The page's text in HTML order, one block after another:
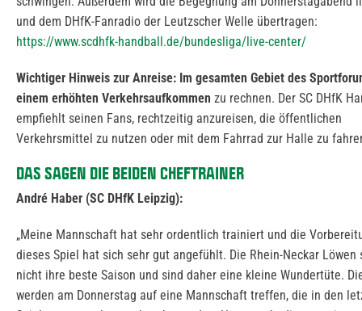
und dem DHfK-Fanradio der Leutzscher Welle übertragen:
https://www.scdhfk-handball.de/bundesliga/live-center/
Wichtiger Hinweis zur Anreise: Im gesamten Gebiet des
einem erhöhten Verkehrsaufkommen zu rechnen. Der SC DHfK
empfiehlt seinen Fans, rechtzeitig anzureisen, die öffentlichen
Verkehrsmittel zu nutzen oder mit dem Fahrrad zur Halle zu
DAS SAGEN DIE BEIDEN CHEFTRAINER
André Haber (SC DHfK Leipzig):
„Meine Mannschaft hat sehr ordentlich trainiert und die
dieses Spiel hat sich sehr gut angefühlt. Die Rhein-Neckar Löwen
nicht ihre beste Saison und sind daher eine kleine Wundertüte.
werden am Donnerstag auf eine Mannschaft treffen, die in den